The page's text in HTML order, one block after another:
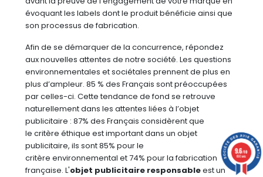
évoquant les labels dont le produit bénéficie ainsi que
son processus de fabrication.
Afin de se démarquer de la concurrence, répondez
aux nouvelles attentes de notre société. Les questions
environnementales et sociétales prennent de plus en
plus d’ampleur. 85 % des Français sont préoccupées
par celles-ci. Cette tendance de fond se retrouve
naturellement dans les attentes liées à l’objet
publicitaire : 87% des Français considèrent que
le critère éthique est important dans un objet
publicitaire, ils sont 85% pour le
critère environnemental et 74% pour la fabrication
française. L'objet publicitaire responsableest un
9.6/10
860 avis